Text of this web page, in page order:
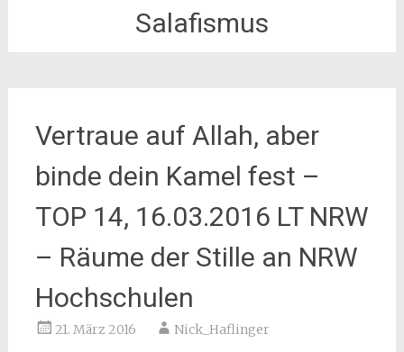
Salafismus
Vertraue auf Allah, aber
binde dein Kamel fest –
TOP 14, 16.03.2016 LT NRW
– Räume der Stille an NRW
Hochschulen
21. März 2016 Nick_Haflinger